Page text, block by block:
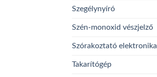
Szegélynyíró
Szén-monoxid vészjelző
Szórakoztató elektronika
Takarítógép